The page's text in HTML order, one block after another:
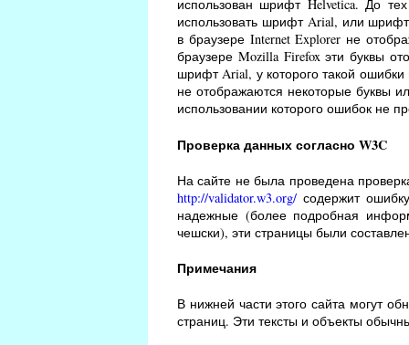
использован шрифт Helvetica. До
использовать шрифт Arial, или шрифт
в браузере Internet Explorer не
браузере Mozilla Firefox эти буквы
шрифт Arial, у которого такой
не отображаются некоторые буквы
использовании которого ошибок не
Проверка данных согласно W3C
На сайте не была проведена
http://validator.w3.org/ содержит
надежные (более подробная
чешски), эти страницы были
Примечания
В нижней части этого сайта могут
страниц. Эти тексты и объекты